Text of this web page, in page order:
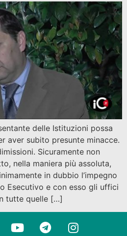
delle Istituzioni possa
aver subito presunte minacce.
Sicuramente non
nella maniera più assoluta,
in dubbio l’impegno
Esecutivo e con esso gli uffici
tutte quelle […]